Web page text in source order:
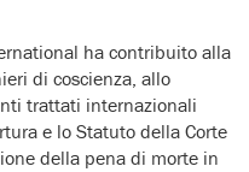
ha contribuito alla
di coscienza, allo
trattati internazionali
e lo Statuto della Corte
della pena di morte in